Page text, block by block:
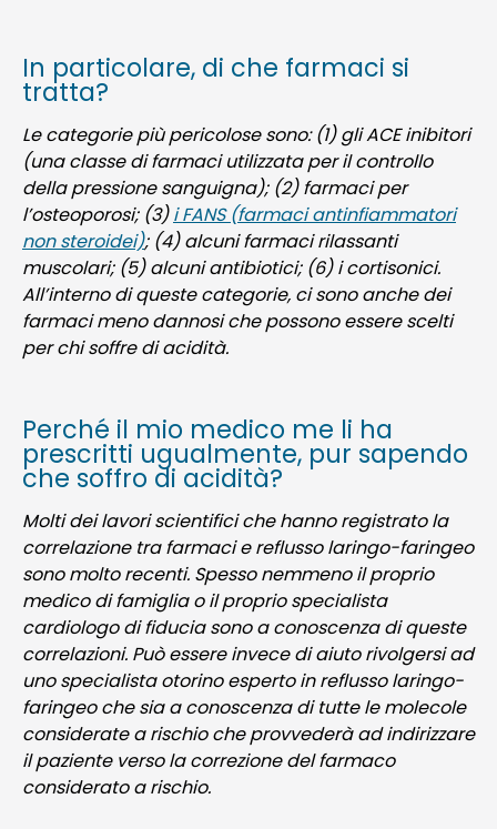
In particolare, di che farmaci si
tratta?
Le categorie più pericolose sono: (1) gli ACE inibitori
(una classe di farmaci utilizzata per il controllo
della pressione sanguigna); (2) farmaci per
l’osteoporosi; (3)i FANS (farmaci antinfiammatori
non steroidei); (4) alcuni farmaci rilassanti
muscolari; (5) alcuni antibiotici; (6) i cortisonici.
All’interno di queste categorie, ci sono anche dei
farmaci meno dannosi che possono essere scelti
per chi soffre di acidità.
Perché il mio medico me li ha
prescritti ugualmente, pur sapendo
che soffro di acidità?
Molti dei lavori scientifici che hanno registrato la
correlazione tra farmaci e reflusso laringo-faringeo
sono molto recenti. Spesso nemmeno il proprio
medico di famiglia o il proprio specialista
cardiologo di fiducia sono a conoscenza di queste
correlazioni. Può essere invece di aiuto rivolgersi ad
uno specialista otorino esperto in reflusso laringo-
faringeo che sia a conoscenza di tutte le molecole
considerate a rischio che provvederà ad indirizzare
il paziente verso la correzione del farmaco
considerato a rischio.